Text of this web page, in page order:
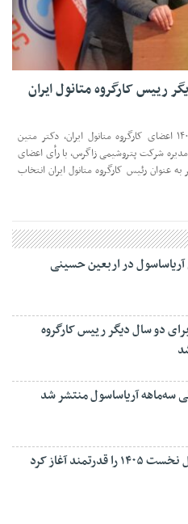
رییس کارگروه متانول ایران
در نشست روز یکشنبه، ۱۱ مردادماه ۱۴۰۵ اعضای کارگروه متانول ایران، دکتر متین
شرکت پتروشیمی زاگرس، با رأی اعضای
عنوان رئیس کارگروه متانول ایران انتخاب
آریاساسول در اربعین حسینی
دو سال دیگر رییس کارگروه
سه‌ماهه آریاساسول منتشر شد
آغاز کرد